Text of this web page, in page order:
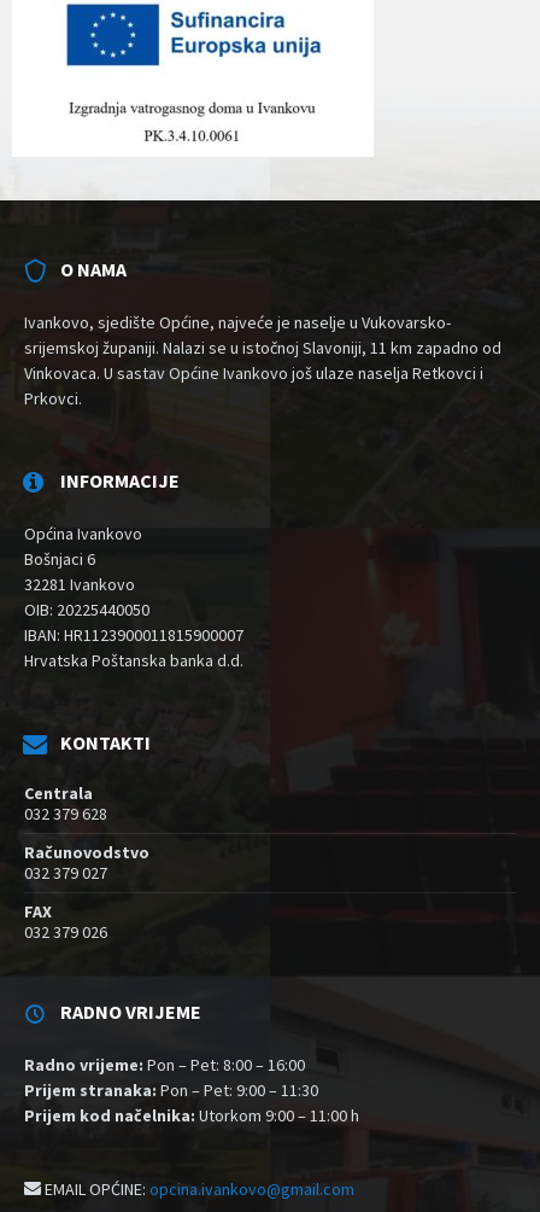
O NAMA
Ivankovo, sjedište Općine, najveće je naselje u Vukovarsko-
srijemskoj županiji. Nalazi se u istočnoj Slavoniji, 11 km zapadno od
Vinkovaca. U sastav Općine Ivankovo još ulaze naselja Retkovci i
Prkovci.
INFORMACIJE
Općina Ivankovo
Bošnjaci 6
32281 Ivankovo
OIB: 20225440050
IBAN: HR1123900011815900007
Hrvatska Poštanska banka d.d.
KONTAKTI
Centrala
032 379 628
Računovodstvo
032 379 027
FAX
032 379 026
RADNO VRIJEME
Radno vrijeme: Pon – Pet: 8:00 – 16:00
Prijem stranaka: Pon – Pet: 9:00 – 11:30
Prijem kod načelnika: Utorkom 9:00 – 11:00 h
EMAIL OPĆINE: opcina.ivankovo@gmail.com